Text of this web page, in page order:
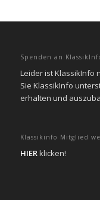
Spenden an
Leider ist KlassikInfo
Sie KlassikInfo
erhalten und
Klassikinfo Mitglied
HIERklicken!